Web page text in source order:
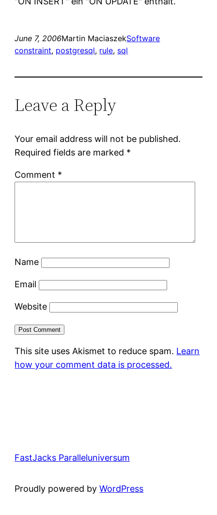
June 7, 2006Martin MaciaszekSoftware
constraint, postgresql, rule, sql
Leave a Reply
Your email address will not be published.
Required fields are marked *
Comment *
Name
Email
Website
This site uses Akismet to reduce spam. Learn
how your comment data is processed.
FastJacks Paralleluniversum
Proudly powered byWordPress